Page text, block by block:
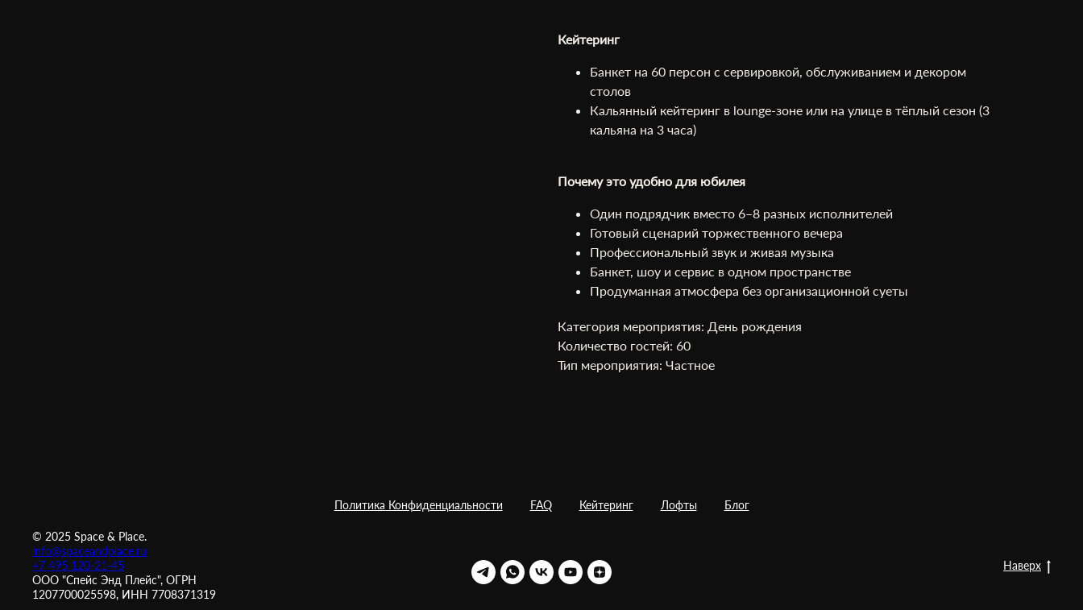
Кейтеринг
Банкет на 60 персон с сервировкой, обслуживанием и декором
столов
Кальянный кейтеринг в lounge-зоне или на улице в тёплый сезон (3
кальяна на 3 часа)
Почему это удобно для юбилея
Один подрядчик вместо 6–8 разных исполнителей
Готовый сценарий торжественного вечера
Профессиональный звук и живая музыка
Банкет, шоу и сервис в одном пространстве
Продуманная атмосфера без организационной суеты
Категория мероприятия: День рождения
Количество гостей: 60
Тип мероприятия: Частное
Политика Конфиденциальности FAQ Кейтеринг Лофты Блог
© 2025 Space & Place.
info@spaceandplace.ru
+7 495 120-21-45
ООО "Спейс Энд Плейс", ОГРН
1207700025598, ИНН 7708371319
Наверх